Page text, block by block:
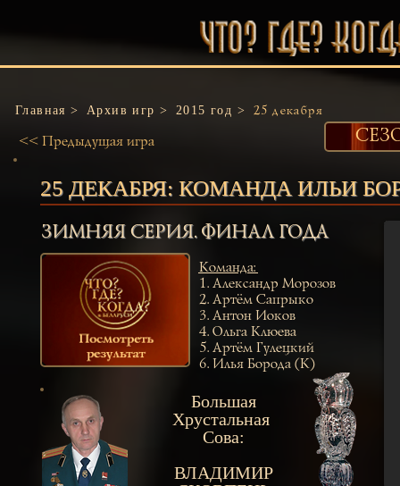
Главная > Архив игр > 2015 год > 25 декабря
<< Предыдущая игра
25 ДЕКАБРЯ: КОМАНДА ИЛЬИ
ЗИМНЯЯ СЕРИЯ. ФИНАЛ ГОДА
Команда:
1. Александр Морозов
2. Артём Сапрыко
3. Антон Иоков
4. Ольга Клюева
5. Артём Гулецкий
6. Илья Борода (К)
Большая
Хрустальная
Сова:
ВЛАДИМИР